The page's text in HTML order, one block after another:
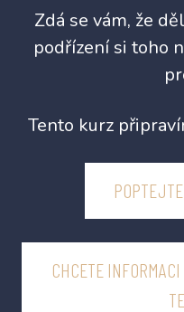
Zdá se vám, že
podřízení si toho
Tento kurz
CHCETE